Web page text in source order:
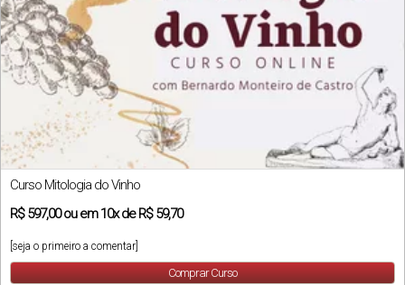
Curso Mitologia do Vinho
R$597,00ou em10xde R$ 59,70
[seja o primeiro a comentar]
Comprar Curso